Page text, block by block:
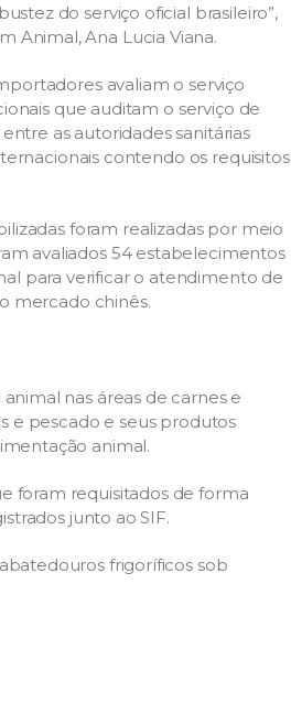
do serviço oficial brasileiro”,
Animal, Ana Lucia Viana.
avaliam o serviço
que auditam o serviço de
as autoridades sanitárias
contendo os requisitos
foram realizadas por meio
avaliados 54 estabelecimentos
para verificar o atendimento de
mercado chinês.
nas áreas de carnes e
e pescado e seus produtos
animal.
foram requisitados de forma
junto ao SIF.
frigoríficos sob